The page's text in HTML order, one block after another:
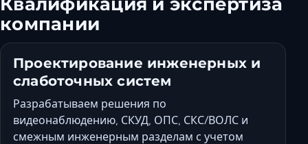
компании
Проектирование инженерных и
слаботочных систем
Разрабатываем решения по
видеонаблюдению, СКУД, ОПС, СКС/ВОЛС и
смежным инженерным разделам с учетом